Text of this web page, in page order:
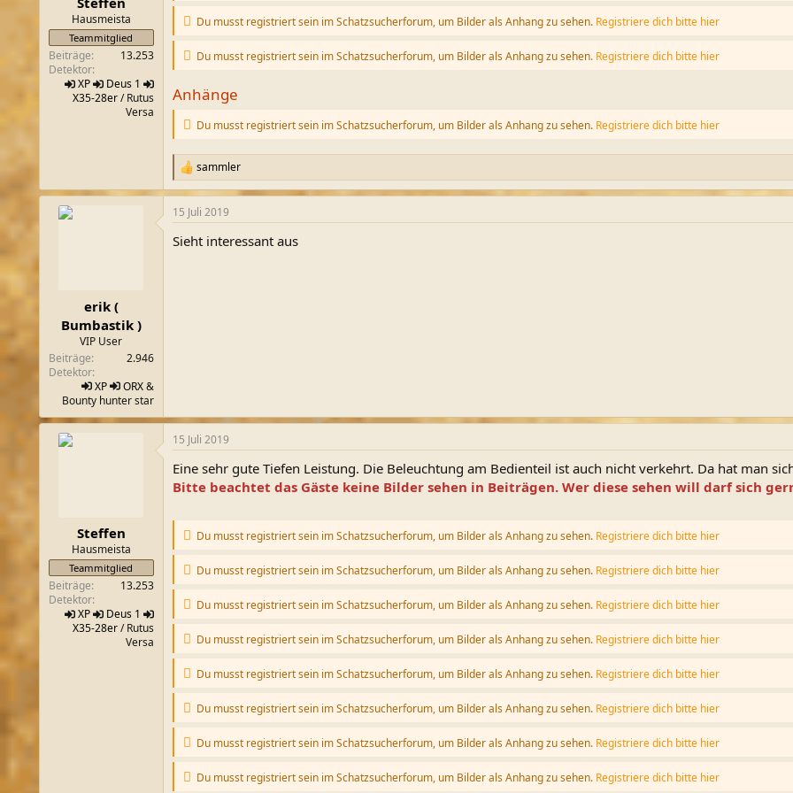
Hausmeista
Teammitglied
Beiträge
13.253
Detektor
XP
Deus 1
X35-28er/ Rutus
Versa
Du musst registriert sein im Schatzsucherforum, um Bilder als Anhang zu sehen. Registriere dich bitte hier
Du musst registriert sein im Schatzsucherforum, um Bilder als Anhang zu sehen. Registriere dich bitte hier
Anhänge
Du musst registriert sein im Schatzsucherforum, um Bilder als Anhang zu sehen. Registriere dich bitte hier
R
e
a
k
i
sammler
erik (
Bumbastik )
VIP User
Beiträge
2.946
Detektor
XP
ORX&
Bounty hunter star
15 Juli 2019
Sieht interessant aus
Steffen
Hausmeista
Teammitglied
Beiträge
13.253
Detektor
XP
Deus 1
X35-28er/ Rutus
Versa
15 Juli 2019
Eine sehr gute Tiefen Leistung. Die Beleuchtung am Bedienteil ist auch nicht verkehrt. Da hat man
Bitte beachtet das Gäste keine Bilder sehen in Beiträgen. Wer diese sehen will darf sich
Du musst registriert sein im Schatzsucherforum, um Bilder als Anhang zu sehen. Registriere dich bitte hier
Du musst registriert sein im Schatzsucherforum, um Bilder als Anhang zu sehen. Registriere dich bitte hier
Du musst registriert sein im Schatzsucherforum, um Bilder als Anhang zu sehen. Registriere dich bitte hier
Du musst registriert sein im Schatzsucherforum, um Bilder als Anhang zu sehen. Registriere dich bitte hier
Du musst registriert sein im Schatzsucherforum, um Bilder als Anhang zu sehen. Registriere dich bitte hier
Du musst registriert sein im Schatzsucherforum, um Bilder als Anhang zu sehen. Registriere dich bitte hier
Du musst registriert sein im Schatzsucherforum, um Bilder als Anhang zu sehen. Registriere dich bitte hier
Du musst registriert sein im Schatzsucherforum, um Bilder als Anhang zu sehen. Registriere dich bitte hier